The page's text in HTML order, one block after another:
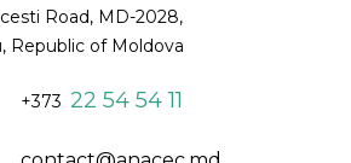
Road, MD-2028,
Republic of Moldova
+373 22 54 54 11